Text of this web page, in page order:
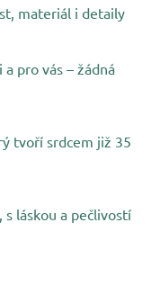
materiál i detaily
pro vás – žádná
tvoří srdcem již 35
láskou a pečlivostí